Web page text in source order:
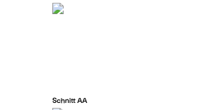
Schnitt AA